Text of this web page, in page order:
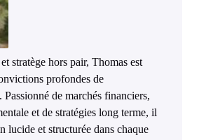
stratège hors pair, Thomas est
profondes de
de marchés financiers,
et de stratégies long terme, il
lucide et structurée dans chaque